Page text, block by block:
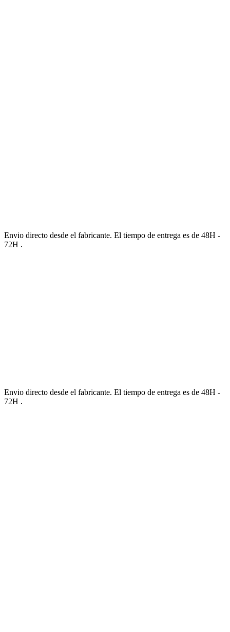
Envio directo desde el fabricante. El tiempo de entrega es de 48H -
72H .
Envio directo desde el fabricante. El tiempo de entrega es de 48H -
72H .